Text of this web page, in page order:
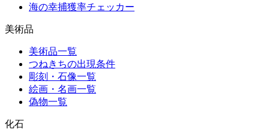
海の幸捕獲率チェッカー
美術品
美術品一覧
つねきちの出現条件
彫刻・石像一覧
絵画・名画一覧
偽物一覧
化石